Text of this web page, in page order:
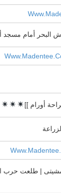
البحر أمام مسجد
أورام ]]
| طلعت حرب